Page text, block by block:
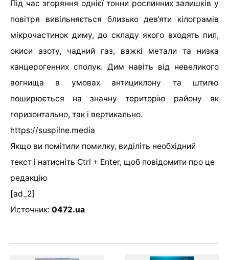
Під час згоряння однієї тонни рослинних залишків у
повітря вивільняється близько дев’яти кілограмів
мікрочастинок диму, до складу якого входять пил,
окиси азоту, чадний газ, важкі метали та низка
канцерогенних сполук. Дим навіть від невеликого
вогнища в умовах антициклону та штилю
поширюється на значну територію району як
горизонтально, так і вертикально.
https://suspilne.media
Якщо ви помітили помилку, виділіть необхідний
текст і натисніть Ctrl + Enter, щоб повідомити про це
редакцію
[ad_2]
Источник: 0472.ua